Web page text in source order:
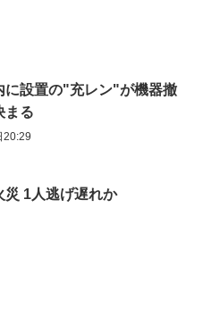
に設置の"充レン"が機器撤
まる
20:29
災 1人逃げ遅れか